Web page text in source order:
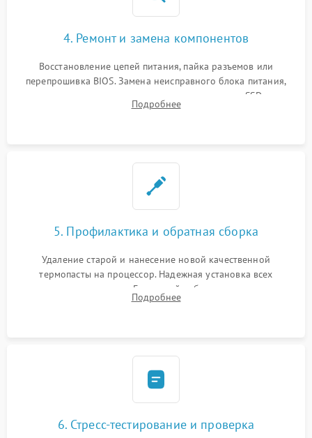
4. Ремонт и замена компонентов
Восстановление цепей питания, пайка разъемов или
перепрошивка BIOS. Замена неисправного блока питания,
видеокарты, процессора или установка нового SSD для
восстановления и повышения скорости работы системы.
Подробнее
5. Профилактика и обратная сборка
Удаление старой и нанесение новой качественной
термопасты на процессор. Надежная установка всех
комплектующих в слоты. Грамотный кабель-менеджмент для
обеспечения правильной циркуляции воздуха внутри
Подробнее
6. Стресс-тестирование и проверка